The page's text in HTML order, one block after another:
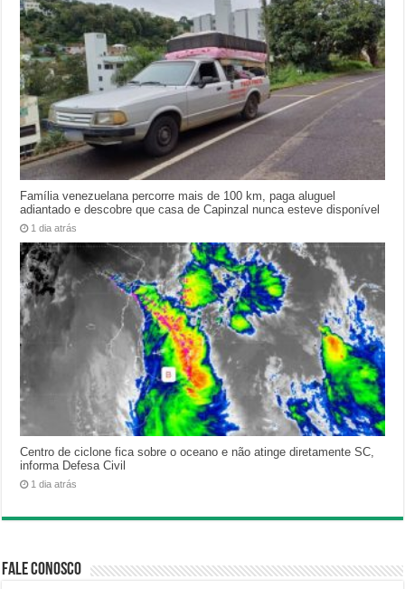
Família venezuelana percorre mais de 100 km, paga aluguel
adiantado e descobre que casa de Capinzal nunca esteve disponível
1 dia atrás
Centro de ciclone fica sobre o oceano e não atinge diretamente SC,
informa Defesa Civil
1 dia atrás
Fale Conosco